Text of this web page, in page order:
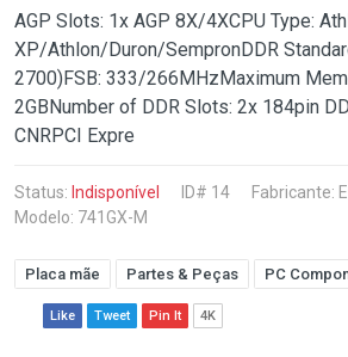
AGP Slots: 1x AGP 8X/4XCPU Type:
XP/Athlon/Duron/SempronDDR
2700)FSB: 333/266MHzMaximum
2GBNumber of DDR Slots: 2x 184pin
CNRPCI Expre
Status: Indisponível ID# 14 Fabricante:
Modelo: 741GX-M
Placa mãe Partes & Peças PC
Like Tweet Pin It 4K